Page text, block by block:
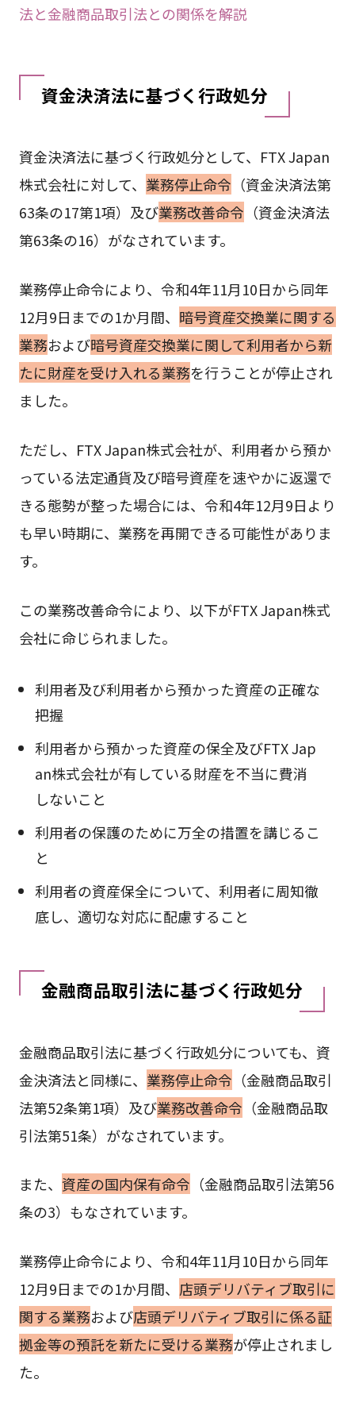
法と金融商品取引法との関係を解説
資金決済法に基づく行政処分
資金決済法に基づく行政処分として、FTX Japan
株式会社に対して、 業務停止命令 （資金決済法第
63条の17第1項）及び業務改善命令 （資金決済法
第63条の16）がなされています。
業務停止命令により、令和4年11月10日から同年
12月9日までの1か月間、 暗号資産交換業に関する
業務および暗号資産交換業に関して利用者から新
たに財産を受け入れる業務を行うことが停止され
ました。
ただし、FTX Japan株式会社が、利用者から預か
っている法定通貨及び暗号資産を速やかに返還で
きる態勢が整った場合には、令和4年12月9日より
も早い時期に、業務を再開できる可能性がありま
す。
この業務改善命令により、以下がFTX Japan株式
会社に命じられました。
利用者及び利用者から預かった資産の正確な
把握
利用者から預かった資産の保全及びFTX Jap
an株式会社が有している財産を不当に費消
しないこと
利用者の保護のために万全の措置を講じるこ
と
利用者の資産保全について、利用者に周知徹
底し、適切な対応に配慮すること
金融商品取引法に基づく行政処分
金融商品取引法に基づく行政処分についても、資
金決済法と同様に、 業務停止命令 （金融商品取引
法第52条第1項）及び業務改善命令 （金融商品取
引法第51条）がなされています。
また、 資産の国内保有命令 （金融商品取引法第56
条の3）もなされています。
業務停止命令により、令和4年11月10日から同年
12月9日までの1か月間、 店頭デリバティブ取引に
関する業務および店頭デリバティブ取引に係る証
拠金等の預託を新たに受ける業務が停止されまし
た。